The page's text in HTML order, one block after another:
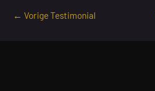
← Vorige Testimonial